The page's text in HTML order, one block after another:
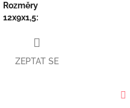
Rozměry
12x9x1,5:
ZEPTAT SE